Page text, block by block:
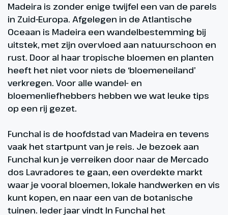
Madeira is zonder enige twijfel een van de parels
in Zuid-Europa. Afgelegen in de Atlantische
Oceaan is Madeira een wandelbestemming bij
uitstek, met zijn overvloed aan natuurschoon en
rust. Door al haar tropische bloemen en planten
heeft het niet voor niets de ‘bloemeneiland’
verkregen. Voor alle wandel- en
bloemenliefhebbers hebben we wat leuke tips
op een rij gezet.
Funchal is de hoofdstad van Madeira en tevens
vaak het startpunt van je reis. Je bezoek aan
Funchal kun je verreiken door naar de Mercado
dos Lavradores te gaan, een overdekte markt
waar je vooral bloemen, lokale handwerken en vis
kunt kopen, en naar een van de botanische
tuinen. Ieder jaar vindt In Funchal het